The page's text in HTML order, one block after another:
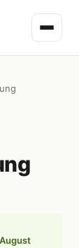
August